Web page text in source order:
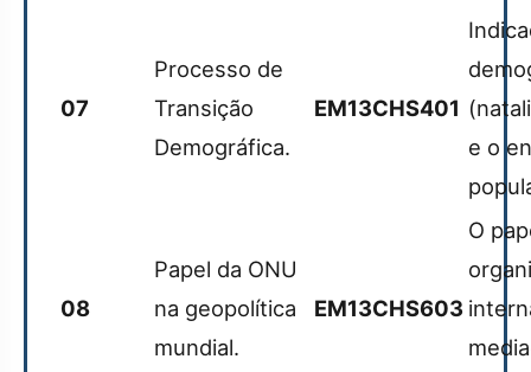
07
Processo de
Transição
Demográfica.
EM13CHS401
e o
08
Papel da ONU
na geopolítica
mundial.
EM13CHS603
O